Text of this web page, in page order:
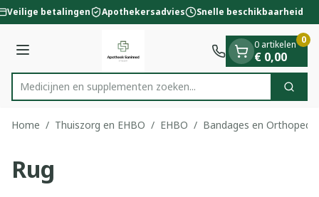
Ga naar de inhoud
1 van 1
Veilige betalingen Apothekersadvies Snelle beschikbaarheid
Menu
Product, merk, categorie...
Medicijnen en su Zoek
0 artikelen
€ 0,00
0
Home / Thuiszorg en EHBO / EHBO / Bandages en
Rug